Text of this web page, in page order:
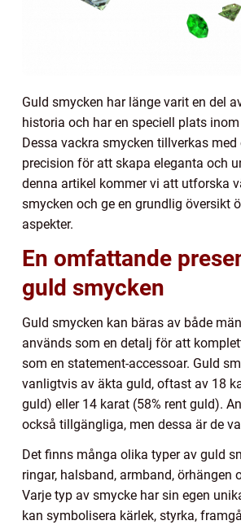
Guld smycken har länge varit en del
historia och har en speciell plats
Dessa vackra smycken tillverkas
precision för att skapa eleganta och
denna artikel kommer vi att utforska
smycken och ge en grundlig översikt
aspekter.
En omfattande
guld smycken
Guld smycken kan bäras av både
används som en detalj för att
som en statement-accessoar. Guld
vanligtvis av äkta guld, oftast av 18
guld) eller 14 karat (58% rent guld).
också tillgängliga, men dessa är de
Det finns många olika typer av guld
ringar, halsband, armband, örhängen
Varje typ av smycke har sin egen
kan symbolisera kärlek, styrka,